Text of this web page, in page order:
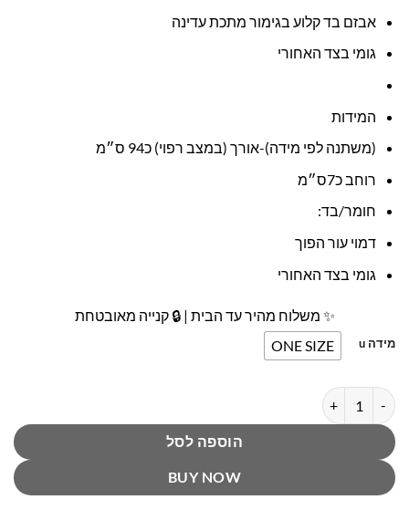
אבזם בד קלוע בגימור מתכת עדינה
גומי בצד האחורי
המידות
(משתנה לפי מידה)-אורך (במצב רפוי) כ94 ס״מ
רוחב כ7ס״מ
חומר/בד:
דמוי עור הפוך
גומי בצד האחורי
✨ משלוח מהיר עד הבית | 🔒 קנייה מאובטחת
מידה u ONE SIZE
כמות של חגורה קלועה רחבה נמתחת צבע בורדו ליאלב
הוספה לסל
BUY NOW